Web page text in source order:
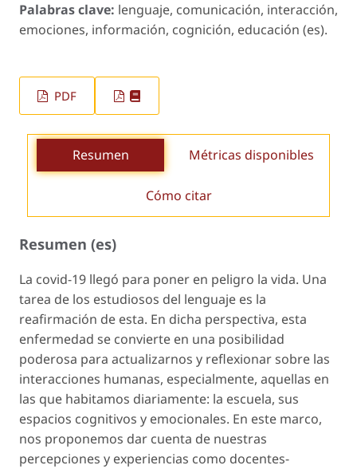
Palabras clave: lenguaje, comunicación, interacción,
emociones, información, cognición, educación (es).
PDF
Resumen Métricas disponibles
Cómo citar
Resumen (es)
La covid-19 llegó para poner en peligro la vida. Una
tarea de los estudiosos del lenguaje es la
reafirmación de esta. En dicha perspectiva, esta
enfermedad se convierte en una posibilidad
poderosa para actualizarnos y reflexionar sobre las
interacciones humanas, especialmente, aquellas en
las que habitamos diariamente: la escuela, sus
espacios cognitivos y emocionales. En este marco,
nos proponemos dar cuenta de nuestras
percepciones y experiencias como docentes-